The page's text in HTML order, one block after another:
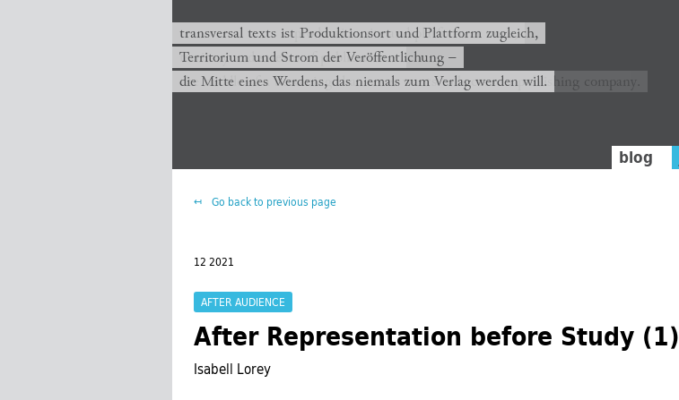
transversal texts is production site and platform at once,
territory and stream of publication −
the middle of a becoming that never wants to become a publishing company.
transversal texts ist Produktionsort und Plattform zugleich,
Territorium und Strom der Veröffentlichung −
die Mitte eines Werdens, das niemals zum Verlag werden will.
blog
Go back to previous page
12 2021
AFTER AUDIENCE
After Representation before Study (1)
Isabell Lorey